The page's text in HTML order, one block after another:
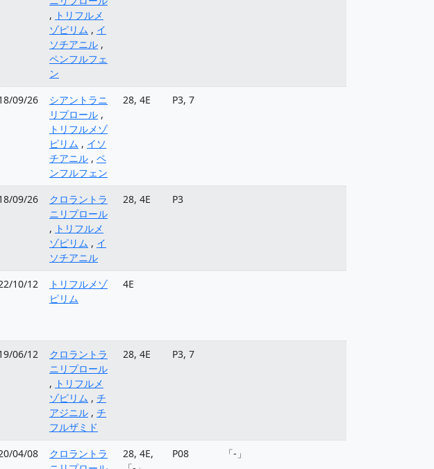
, トリフルメ
ゾピリム , イ
ソチアニル ,
ペンフルフェ
ン
09/26
シアントラニ
リプロール ,
トリフルメゾ
ピリム , イソ
チアニル , ペ
ンフルフェン
28, 4E P3, 7
09/26
クロラントラ
ニリプロール
, トリフルメ
ゾピリム , イ
ソチアニル
28, 4E P3
10/12
トリフルメゾ
ピリム
4E
06/12
クロラントラ
ニリプロール
, トリフルメ
ゾピリム , チ
アジニル , チ
フルザミド
28, 4E P3, 7
04/08
クロラントラ
28, 4E,
P08 「-」